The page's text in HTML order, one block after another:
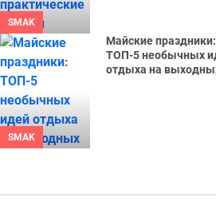
SMAK
SMAK
Майские праздники:
ТОП-5 необычных
отдыха на